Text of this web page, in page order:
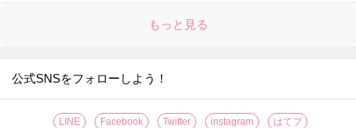
もっと見る
公式SNSをフォローしよう！
LINE Facebook Twitter instagram はてブ